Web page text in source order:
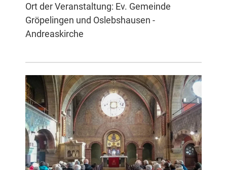
Ort der Veranstaltung: Ev. Gemeinde
Gröpelingen und Oslebshausen -
Andreaskirche